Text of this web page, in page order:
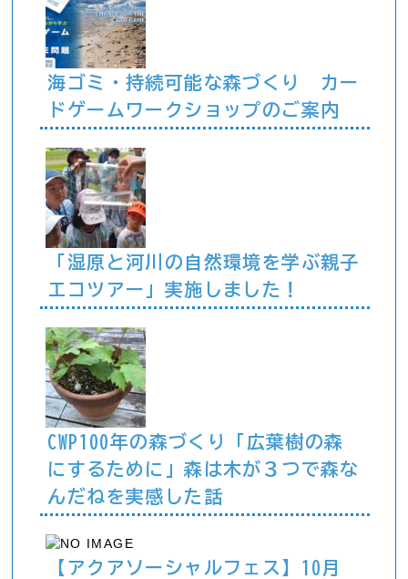
海ゴミ・持続可能な森づくり カー
ドゲームワークショップのご案内
「湿原と河川の自然環境を学ぶ親子
エコツアー」実施しました！
CWP100年の森づくり「広葉樹の森
にするために」森は木が３つで森な
んだねを実感した話
【アクアソーシャルフェス】10月